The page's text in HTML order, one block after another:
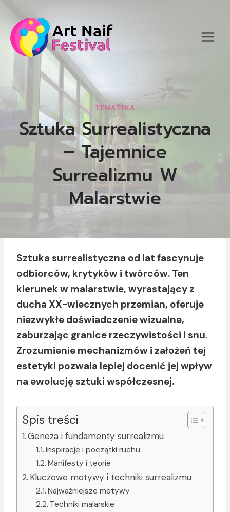
treści
TEMATYKA
Sztuka Surrealistyczna
– Tajemnice
Surrealizmu W
Malarstwie
Sztuka surrealistyczna od lat fascynuje
odbiorców, krytyków i twórców. Ten
kierunek w malarstwie, wyrastający z
ducha XX-wiecznych przemian, oferuje
niezwykłe doświadczenie wizualne,
zaburzając granice rzeczywistości i snu.
Zrozumienie mechanizmów i założeń tej
estetyki pozwala lepiej docenić jej wpływ
na ewolucję sztuki współczesnej.
Spis treści
Geneza i fundamenty surrealizmu
Inspiracje i początki ruchu
Manifesty i teorie
Kluczowe motywy i techniki surrealizmu
Najważniejsze motywy
Techniki malarskie